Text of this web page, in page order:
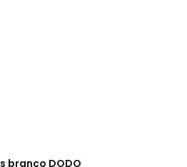
branco DODO